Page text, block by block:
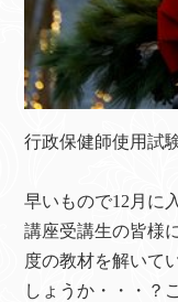
行政保健師使用試
早いもので12月に
講座受講生の皆様
度の教材を解いて
しょうか・・・？